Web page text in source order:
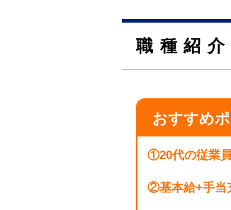
職種紹介
おすすめ
①20代の従業
②基本給+手当